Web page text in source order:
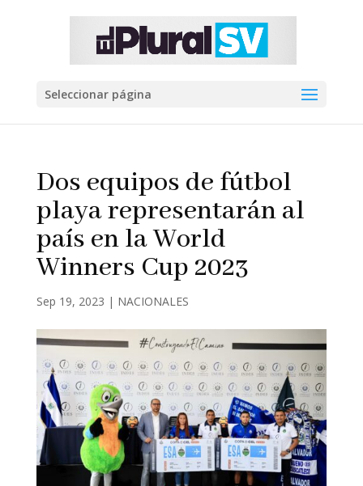
Seleccionar página
Dos equipos de fútbol
playa representarán al
país en la World
Winners Cup 2023
Sep 19, 2023 | NACIONALES